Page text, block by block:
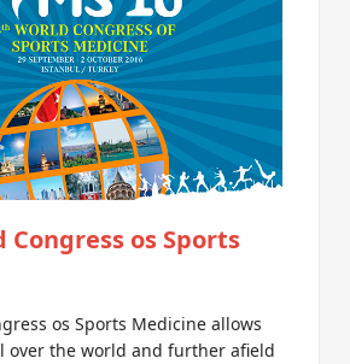
Congress os Sports
os Sports Medicine allows
over the world and further afield